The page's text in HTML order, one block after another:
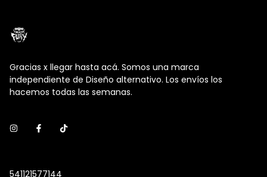
Gracias x llegar hasta acá. Somos una marca
independiente de Diseño alternativo. Los envíos los
hacemos todas las semanas.
541121577144